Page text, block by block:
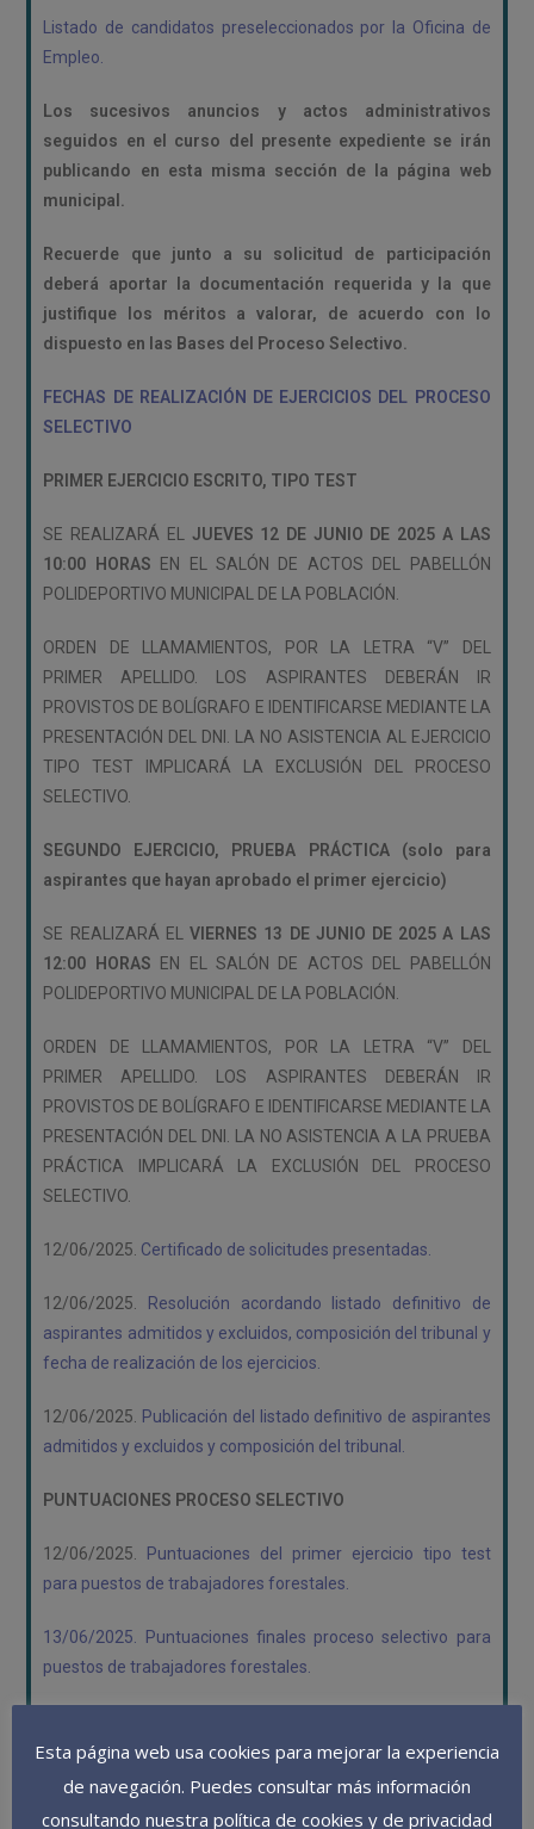
Listado de candidatos preseleccionados por la Oficina de
Empleo.
Los sucesivos anuncios y actos administrativos
seguidos en el curso del presente expediente se irán
publicando en esta misma sección de la página web
municipal.
Recuerde que junto a su solicitud de participación
deberá aportar la documentación requerida y la que
justifique los méritos a valorar, de acuerdo con lo
dispuesto en las Bases del Proceso Selectivo.
FECHAS DE REALIZACIÓN DE EJERCICIOS DEL PROCESO
SELECTIVO
PRIMER EJERCICIO ESCRITO, TIPO TEST
SE REALIZARÁ EL JUEVES 12 DE JUNIO DE 2025 A LAS
10:00 HORAS EN EL SALÓN DE ACTOS DEL PABELLÓN
POLIDEPORTIVO MUNICIPAL DE LA POBLACIÓN.
ORDEN DE LLAMAMIENTOS, POR LA LETRA “V” DEL
PRIMER APELLIDO. LOS ASPIRANTES DEBERÁN IR
PROVISTOS DE BOLÍGRAFO E IDENTIFICARSE MEDIANTE LA
PRESENTACIÓN DEL DNI. LA NO ASISTENCIA AL EJERCICIO
TIPO TEST IMPLICARÁ LA EXCLUSIÓN DEL PROCESO
SELECTIVO.
SEGUNDO EJERCICIO, PRUEBA PRÁCTICA (solo para
aspirantes que hayan aprobado el primer ejercicio)
SE REALIZARÁ ELVIERNES 13 DE JUNIO DE 2025 A LAS
12:00 HORAS EN EL SALÓN DE ACTOS DEL PABELLÓN
POLIDEPORTIVO MUNICIPAL DE LA POBLACIÓN.
ORDEN DE LLAMAMIENTOS, POR LA LETRA “V” DEL
PRIMER APELLIDO. LOS ASPIRANTES DEBERÁN IR
PROVISTOS DE BOLÍGRAFO E IDENTIFICARSE MEDIANTE LA
PRESENTACIÓN DEL DNI. LA NO ASISTENCIA A LA PRUEBA
PRÁCTICA IMPLICARÁ LA EXCLUSIÓN DEL PROCESO
SELECTIVO.
12/06/2025. Certificado de solicitudes presentadas.
12/06/2025.
Resolución acordando listado definitivo de
aspirantes admitidos y excluidos, composición del tribunal y
fecha de realización de los ejercicios.
12/06/2025.
Publicación del listado definitivo de aspirantes
admitidos y excluidos y composición del tribunal.
PUNTUACIONES PROCESO SELECTIVO
12/06/2025.
Puntuaciones del primer ejercicio tipo test
para puestos de trabajadores forestales.
13/06/2025. Puntuaciones finales proceso selectivo para
puestos de trabajadores forestales.
Esta página web usa cookies para mejorar la experiencia
de navegación. Puedes consultar más información
consultando nuestra política de cookies y de privacidad